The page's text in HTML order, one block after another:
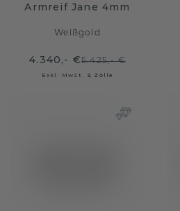
Armreif Jane 4mm
Weißgold
4.340,- €5.425,- €
Exkl. MwSt. & Zölle